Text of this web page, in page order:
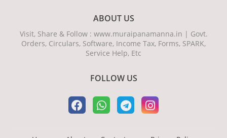
ABOUT US
Visit, Share & Follow : www.muraipanamanna.in | Govt.
Orders, Circulars, Software, Income Tax, Forms, SPARK,
Service Help, Etc
FOLLOW US